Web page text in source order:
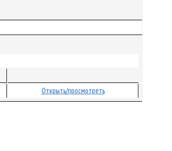
Открыть/просмотреть